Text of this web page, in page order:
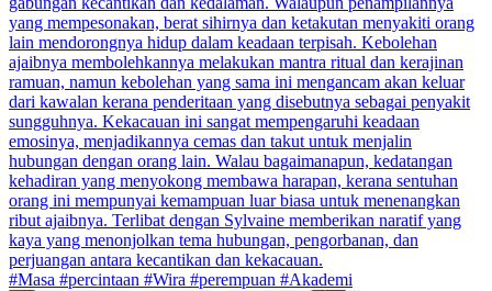
yang mempesonakan, berat sihirnya dan ketakutan menyakiti orang
lain mendorongnya hidup dalam keadaan terpisah. Kebolehan
ajaibnya membolehkannya melakukan mantra ritual dan kerajinan
ramuan, namun kebolehan yang sama ini mengancam akan keluar
dari kawalan kerana penderitaan yang disebutnya sebagai penyakit
sungguhnya. Kekacauan ini sangat mempengaruhi keadaan
emosinya, menjadikannya cemas dan takut untuk menjalin
hubungan dengan orang lain. Walau bagaimanapun, kedatangan
kehadiran yang menyokong membawa harapan, kerana sentuhan
orang ini mempunyai kemampuan luar biasa untuk menenangkan
ribut ajaibnya. Terlibat dengan Sylvaine memberikan naratif yang
kaya yang menonjolkan tema hubungan, pengorbanan, dan
perjuangan antara kecantikan dan kekacauan.
#Masa #percintaan #Wira #perempuan #Akademi